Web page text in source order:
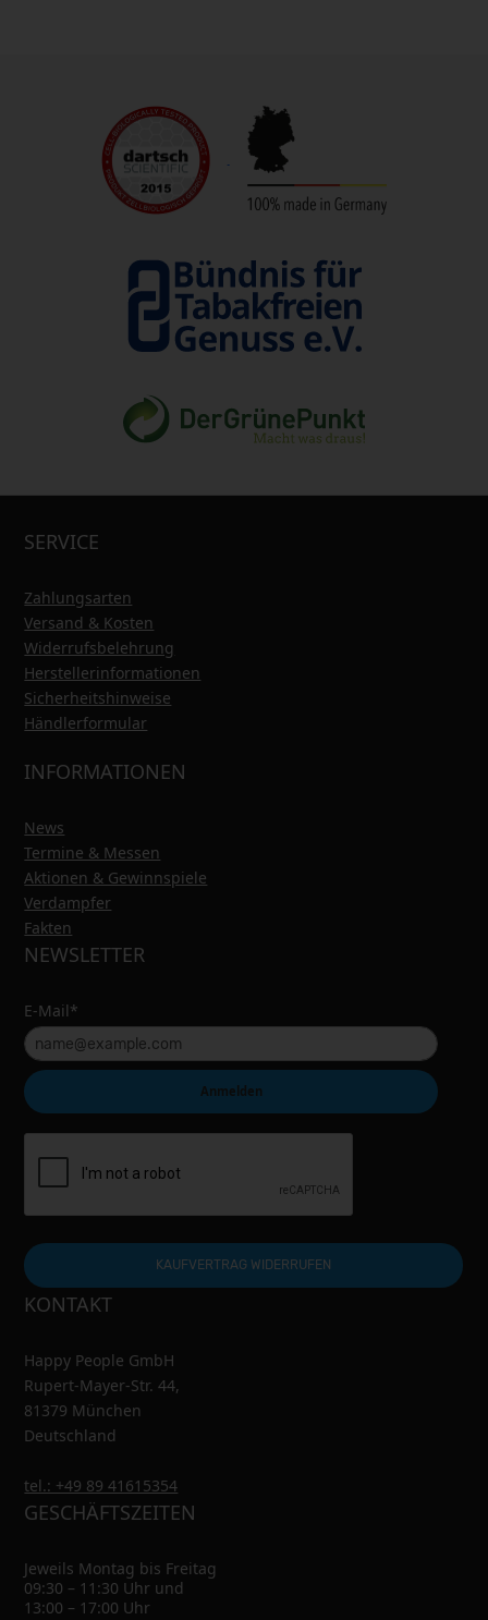
SERVICE
Zahlungsarten
Versand & Kosten
Widerrufsbelehrung
Herstellerinformationen
Sicherheitshinweise
Händlerformular
INFORMATIONEN
News
Termine & Messen
Aktionen & Gewinnspiele
Verdampfer
Fakten
NEWSLETTER
E-Mail*
Anmelden
KAUFVERTRAG WIDERRUFEN
KONTAKT
Happy People GmbH
Rupert-Mayer-Str. 44,
81379 München
Deutschland
tel.: +49 89 41615354
GESCHÄFTSZEITEN
Jeweils Montag bis Freitag
09:30 – 11:30 Uhr und
13:00 – 17:00 Uhr